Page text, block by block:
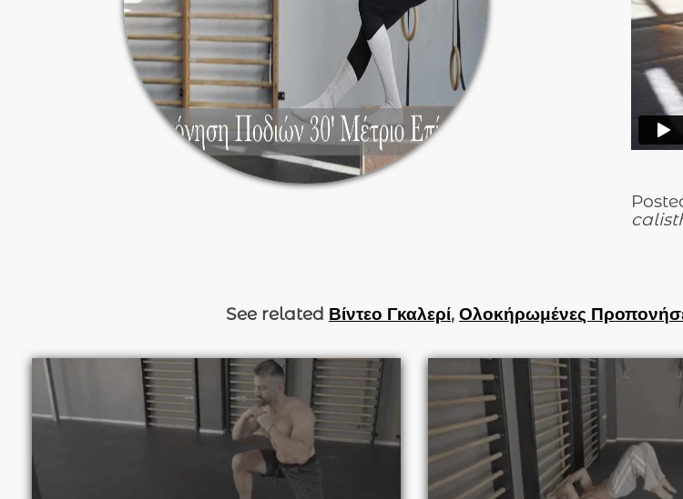
See related Βίντεο Γκαλερί, Ολοκήρωμένες